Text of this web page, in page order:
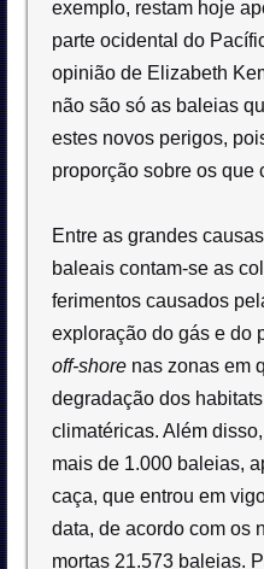
exemplo, restam hoje
parte ocidental do
opinião de Elizabeth
não são só as baleias
estes novos perigos,
proporção sobre os que
Entre as grandes
baleais contam-se as
ferimentos causados
exploração do gás e do
off-shorenas zonas em
degradação dos
climatéricas. Além
mais de 1.000 baleias,
caça, que entrou em
data, de acordo com os
mortas 21.573 baleias.